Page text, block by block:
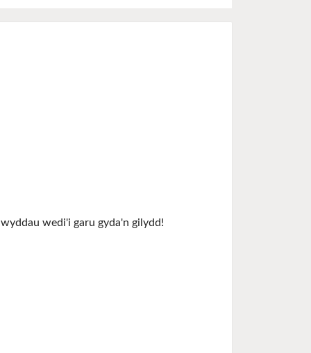
wedi'i garu gyda'n gilydd!